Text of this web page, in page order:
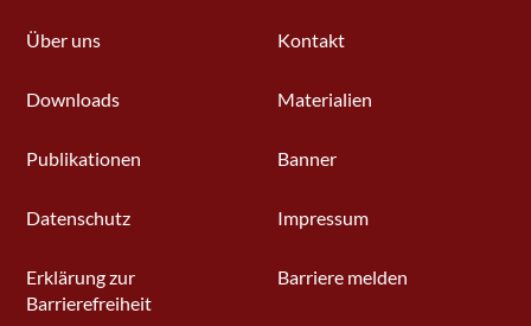
Über uns Kontakt
Downloads Materialien
Publikationen Banner
Datenschutz Impressum
Erklärung zur
Barrierefreiheit
Barriere melden